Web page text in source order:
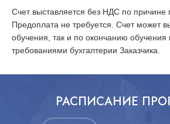
Счет выставляется без НДС по
Предоплата не требуется. Счет может
обучения, так и по окончанию обучения
требованиями бухгалтерии Заказчика.
РАСПИСАНИЕ